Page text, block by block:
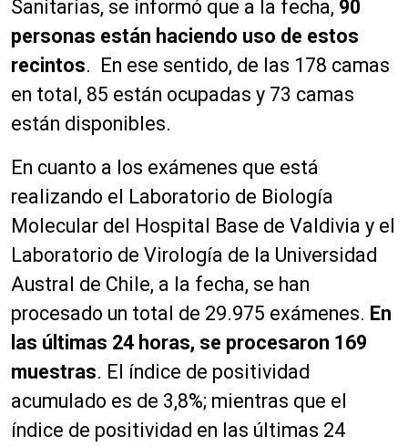
Sanitarias, se informó que a la fecha, 90
personas están haciendo uso de estos
recintos. En ese sentido, de las 178 camas
en total, 85 están ocupadas y 73 camas
están disponibles.
En cuanto a los exámenes que está
realizando el Laboratorio de Biología
Molecular del Hospital Base de Valdivia y el
Laboratorio de Virología de la Universidad
Austral de Chile, a la fecha, se han
procesado un total de 29.975 exámenes. En
las últimas 24 horas, se procesaron 169
muestras. El índice de positividad
acumulado es de 3,8%; mientras que el
índice de positividad en las últimas 24